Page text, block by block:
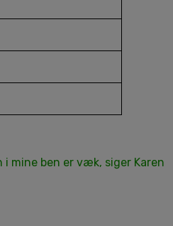
i mine ben er væk, siger Karen